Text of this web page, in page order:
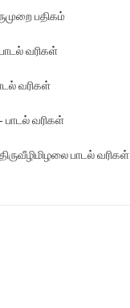
பதிகம்
வரிகள்
வரிகள்
வரிகள்
பாடல் வரிகள்